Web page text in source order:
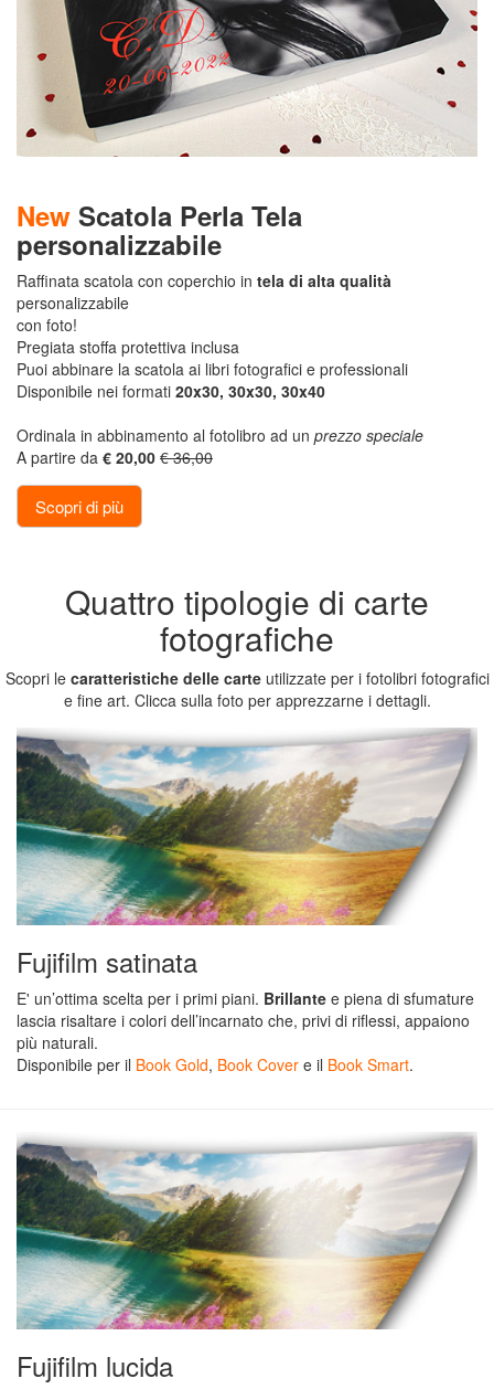
Stampe
Incartha
0.04
€
Stampe
Pro
Fine
Art
0.99
€
Panoramiche
Poster
Segnalibri
Foto
vintage
Collage
foto
Foto
adesive
Offerte
&
Ritorna
a
Foto
Figurine
New Scatola Perla Tela
personalizzabile
Raffinata scatola con coperchio in tela di alta qualità
personalizzabile
con foto!
Pregiata stoffa protettiva inclusa
Puoi abbinare la scatola ai libri fotografici e professionali
Disponibile nei formati 20x30, 30x30, 30x40
Ordinala in abbinamento al fotolibro ad un prezzo speciale
A partire da € 20,00 € 36,00
Scopri di più
Quattro tipologie di carte
fotografiche
Scopri le caratteristiche delle carteutilizzate per i fotolibri fotografici
e fine art. Clicca sulla foto per apprezzarne i dettagli.
Fujifilm satinata
E' un’ottima scelta per i primi piani. Brillante e piena di sfumature
lascia risaltare i colori dell’incarnato che, privi di riflessi, appaiono
più naturali.
Disponibile per il Book Gold, Book Cover e il Book Smart.
Fujifilm lucida